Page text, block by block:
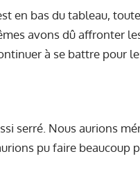
en bas du tableau,
avons dû affronter
à se battre pour
serré. Nous aurions
pu faire beaucoup